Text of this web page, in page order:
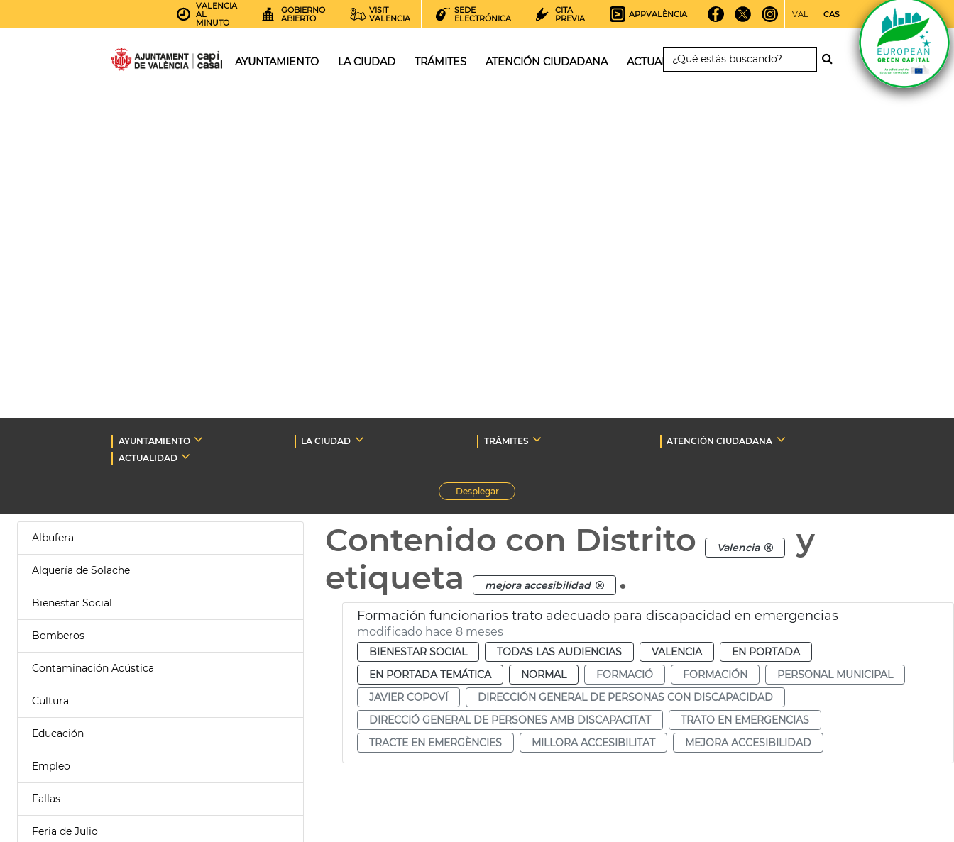
VALENCIA
AL
MINUTO
GOBIERNO
ABIERTO
VISIT
VALENCIA
SEDE
ELECTRÓNICA
CITA
PREVIA
APPVALÈNCIA VAL CAS
AYUNTAMIENTO LA CIUDAD TRÁMITES ATENCIÓN CIUDADANA ACTUALIDAD
AYUNTAMIENTO LA CIUDAD TRÁMITES
ATENCIÓN CIUDADANA
ACTUALIDAD
Desplegar
Albufera
Alquería de Solache
Bienestar Social
Bomberos
Contaminación Acústica
Cultura
Educación
Empleo
Fallas
Feria de Julio
Contenido con Distrito Valencia
y
etiqueta
mejora accesibilidad .
Formación funcionarios trato adecuado para discapacidad en emergencias
modificado hace 8 meses
BIENESTAR SOCIAL TODAS LAS AUDIENCIAS VALENCIA
EN PORTADA
EN PORTADA TEMÁTICA
NORMAL FORMACIÓ FORMACIÓN
PERSONAL MUNICIPAL
JAVIER COPOVÍ
DIRECCIÓN GENERAL DE PERSONAS CON DISCAPACIDAD
DIRECCIÓ GENERAL DE PERSONES AMB DISCAPACITAT
TRATO EN EMERGENCIAS
TRACTE EN EMERGÈNCIES
MILLORA ACCESIBILITAT MEJORA ACCESIBILIDAD